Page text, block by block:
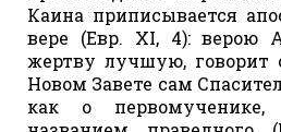
Каина приписывается
вере (Евр. XI, 4): верою
жертву лучшую, говорит
Новом Завете сам
как о